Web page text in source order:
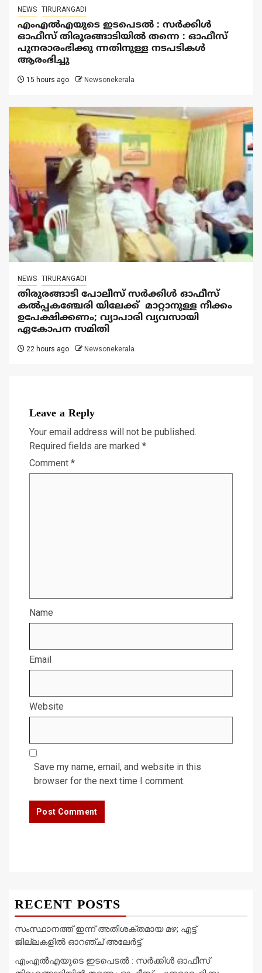
NEWS TIRURANGADI
എംഎൽഎയുടെ ഇടപെടൽ : സര്‍ക്കിള്‍
ഓഫീസ് തിരൂരങ്ങാടിയിൽ തന്നെ : ഓഫീസ്
പുനരാരംഭിക്കു ന്നതിനുള്ള നടപടികൾ
ആരംഭിച്ചു
15 hours ago Newsonekerala
NEWS TIRURANGADI
തിരുരങ്ങാടി പോലീസ് സർക്കിൾ ഓഫീസ്
കൽപ്പകഞ്ചേരി യിലേക്ക് മാറ്റാനുള്ള നീക്കം
ഉപേക്ഷിക്കണം; വ്യാപാരി വ്യവസായി
ഏകോപന സമിതി
22 hours ago Newsonekerala
Leave a Reply
Your email address will not be published.
Required fields are marked *
Comment *
Name
Email
Website
Save my name, email, and website in this
browser for the next time I comment.
RECENT POSTS
സംസ്ഥാനത്ത് ഇന്ന് അതിശക്തമായ മഴ; എട്ട്
ജില്ലകളിൽ ഓറഞ്ച് അലേര്‍ട്ട്
എംഎൽഎയുടെ ഇടപെടൽ : സര്‍ക്കിള്‍ ഓഫീസ്